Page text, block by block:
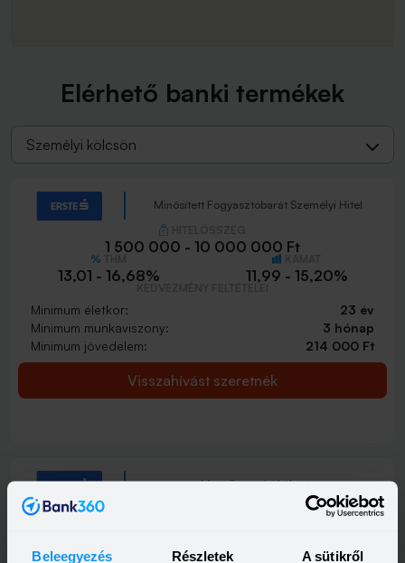
Beleegyezés Részletek A sütikről
Elérhető banki termékek
Személyi kölcsön
Minősített Fogyasztóbarát Személyi Hitel
1 500 000 - 10 000 000 Ft
13,01 - 16,68% 11,99 - 15,20%
Minimum életkor:
23 év
Minimum munkaviszony:
3 hónap
Minimum jövedelem:
214 000 Ft
Visszahívást szeretnék
Most Személyi kölcsön
12,94 - 21,60% 9,79 - 18,99%